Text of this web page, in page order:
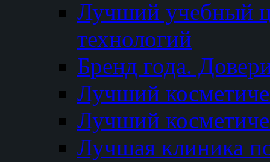
Лучший
технологий
Бренд года.
Лучший
Лучший
Лучшая клиника